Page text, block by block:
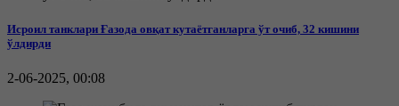
Исроил танклари Ғазода овқат кутаётганларга ўт очиб, 32 кишини
ўлдирди
2-06-2025, 00:08